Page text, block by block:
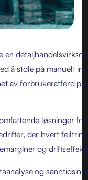
en
å stole på manuelt
av forbrukeratferd
løsninger
der hvert
og
og